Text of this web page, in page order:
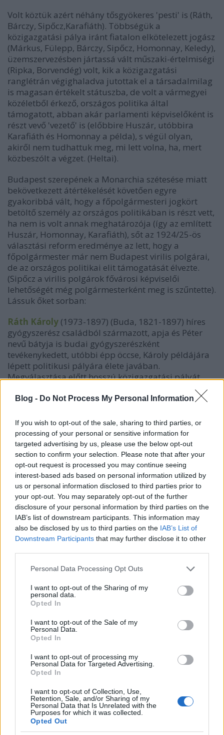
Blog - Do Not Process My Personal Information
If you wish to opt-out of the sale, sharing to third parties, or
processing of your personal or sensitive information for
targeted advertising by us, please use the below opt-out
section to confirm your selection. Please note that after your
opt-out request is processed you may continue seeing
interest-based ads based on personal information utilized by
us or personal information disclosed to third parties prior to
your opt-out. You may separately opt-out of the further
disclosure of your personal information by third parties on the
IAB’s list of downstream participants. This information may
also be disclosed by us to third parties on the IAB’s List of
Downstream Participants that may further disclose it to other
Please note that this website/app uses one or more Google
not limited to your visit or usage behaviour. You may click to
grant or deny consent to Google and its third-party tags to
use your data for below specified purposes in below Google
consent section.
Personal Data Processing Opt Outs
I want to opt-out of the Sharing of my
personal data.
Opted In
I want to opt-out of the Sale of my
Personal Data.
Opted In
I want to opt-out of processing my
Personal Data for Targeted Advertising.
Opted In
I want to opt-out of Collection, Use,
Retention, Sale, and/or Sharing of my
Personal Data that Is Unrelated with the
Purposes for which it was collected.
Opted Out
Volt köztük azért néhány tősgyökeres 'pesti' is (Ráth,
Bárczy, Sipőcz,Karafiáth). Többségük a
közigazgatási pálya iránt fiatalon elkötelezett jogász
(Márkus, Fülepp, Bárczy, Sipőcz, Homonnay, Keledy),
üzemszervezésben jártassá vált műszaki-értelmiségi
(Ripka, Borvendég) volt, kik a közigazgatási
ranglétrán végighaladva jutottak el a társadalmilag
is magasan értékelt státuszba, de volt a vármegyei
közéletből érkező, országos politika által
támogatott, abban akár parlamenti képviselőként is
részt vevő 'vezető' is (előbbire Huszár, utóbbira
Karafiáth és Homonnay a példa), s végül olyan,
akiről nem tudhattuk meg, mi lett volna, ha, mert
közbeszólt a végzet. (Heltai).
Budapest szerepének a Monarchia szétesése miatt
bekövetkezett átértékelését követően egyre
gyakoribbá vált, hogy a főpolgármesteri jogkört
betöltő személy az országos politikában is részt vett,
ha nem is volt annak meghatározója (így az említett
Huszár, Homonnay, Karafiáth), sőt az 1924/25-ös
választási reform eredménye az lett, hogy a
főpolgármester már nem Budapest virilis polgárai,
de az országos politikai elit támogatását élvezte.
(Sipőcz a virilis polgárok fővárosi képviselői
lehetőségét még polgármesterként meg is szűntette).
Lássuk őket sorban:
Ráth Károly (1973-1897) (Buda, 1821-1897) híres
gyógyszerész családból származott, apja és Péter
nevű bátyja is budai gyógyszerészként
tevékenykedett, utóbbi épp öccse, Károly példájára
lépett politikusi pályára élete javában.
Megválasztása előtt hosszú közigazgatási pályát
hivatalokban, hanem táblai jegyzőként, majd a
1860-tól az országbírói értekezlet tagja,
törvényalkotásban vett részt, kodifikálásban. Később
a követválasztások kapcsán a fővárosi központi
választmányi jegyzőjeként működött (ma ez a
Választási iroda). Majd ismét városi képviselő, 1867-
től pedig Józsefváros országgyűlési képviselője.
1873-ban az első főpolgármester választásból a
három jelölt Ráth, akkoriban a pesti Ítélőtábla
alelnöke, Házmán Ferenc, Buda akkori (utolsó)
polgármestere és Havas Sándor honvédelmi
miniszteri tanácsos volt. Ráth (209 szavazat)
viszonylag erős versenyben nyertHázmán előtt(169
szavazat), aki maga is nagy formátumú
várospolitikus volt. Ő kezdeményezte még az
1847/48-as országgyűlésen először Pest és Buda
egyesítését. A Szemere-kormány
kormánytisztviselője volt, követte Kossuthot
törökörszági emigrációjába (majd 1851-ben
Amerikában telepedett le), de előtte segített
Szemerének az Orsova melletti egyik füzesben
elrejteni a koronaékszereket. A kiegyezést követően
tért haza, Buda polgármesterének választotta, s
jelölte az uralkodó főpolgármesternek is, de ott a
pesti Ráthot fogadták el a képviselők (Pest akkori
a Vasárnapi Újság 1873/43. október 26-i száma
számol be.